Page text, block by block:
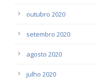
outubro 2020
setembro 2020
agosto 2020
julho 2020